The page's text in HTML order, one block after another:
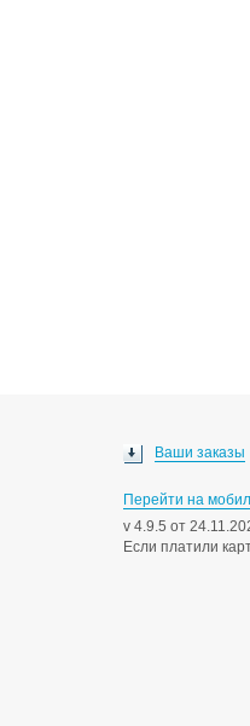
Ваши заказы
Перейти на
v 4.9.5 от
Если платили